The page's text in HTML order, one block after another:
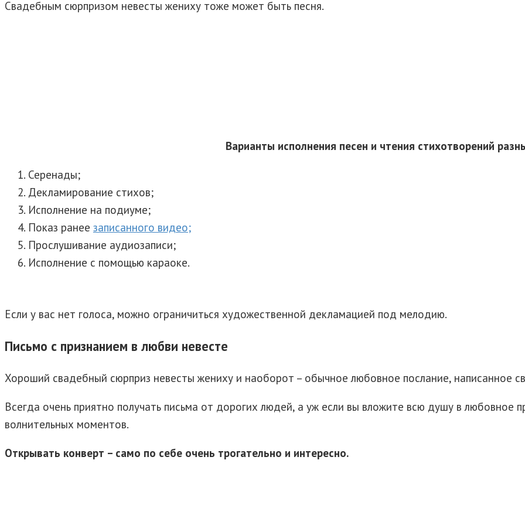
Свадебным сюрпризом невесты жениху тоже может быть песня.
Варианты исполнения песен и чтения стихотворений
Серенады;
Декламирование стихов;
Исполнение на подиуме;
Показ ранее записанного видео;
Прослушивание аудиозаписи;
Исполнение с помощью караоке.
Если у вас нет голоса, можно ограничиться художественной декламацией под мелодию.
Письмо с признанием в любви невесте
Хороший свадебный сюрприз невесты жениху и наоборот – обычное любовное послание, написанное
Всегда очень приятно получать письма от дорогих людей, а уж если вы вложите всю душу в любовное
волнительных моментов.
Открывать конверт – само по себе очень трогательно и интересно.